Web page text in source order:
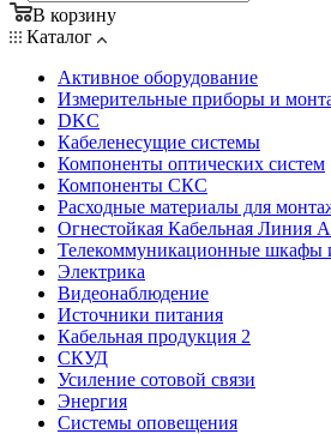
В корзину
Каталог
Активное оборудование
Измерительные приборы и
DKC
Кабеленесущие системы
Компоненты оптических систем
Компоненты СКС
Расходные материалы для
Огнестойкая Кабельная Линия
Телекоммуникационные шкафы
Электрика
Видеонаблюдение
Источники питания
Кабельная продукция 2
СКУД
Усиление сотовой связи
Энергия
Системы оповещения